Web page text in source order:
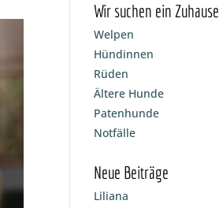
Wir suchen ein Zuhause
Welpen
Hündinnen
Rüden
Ältere Hunde
Patenhunde
Notfälle
Neue Beiträge
Liliana